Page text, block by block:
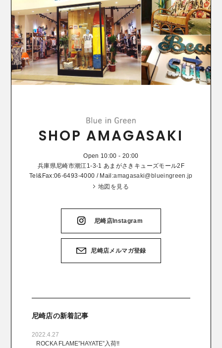
SHOP AMAGASAKI
Open 10:00 - 20:00
兵庫県尼崎市潮江1-3-1 あまがさきキューズモール2F
Tel&Fax:06-6493-4000 / Mail:amagasaki@blueingreen.jp
地図を見る
尼崎店Instagram
尼崎店メルマガ登録
尼崎店の新着記事
2022.4.27
ROCKA FLAME”HAYATE”入荷!!